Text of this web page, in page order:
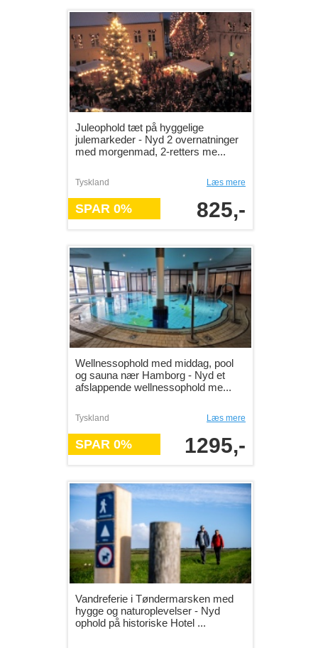
Juleophold tæt på hyggelige
julemarkeder - Nyd 2 overnatninger
med morgenmad, 2-retters me...
Tyskland Læs mere
SPAR 0% 825,-
Wellnessophold med middag, pool
og sauna nær Hamborg - Nyd et
afslappende wellnessophold me...
Tyskland Læs mere
SPAR 0% 1295,-
Vandreferie i Tøndermarsken med
hygge og naturoplevelser - Nyd
ophold på historiske Hotel ...